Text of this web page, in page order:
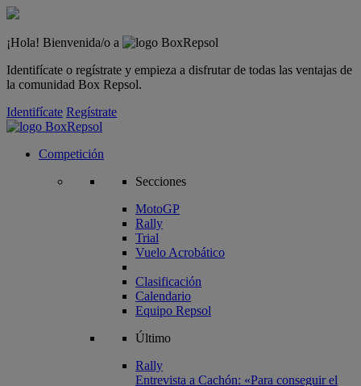
¡Hola! Bienvenida/o a
Identifícate o regístrate y empieza a disfrutar de todas las ventajas de
la comunidad Box Repsol.
Identifícate Regístrate
Competición
Secciones
MotoGP
Rally
Trial
Vuelo Acrobático
Clasificación
Calendario
Equipo Repsol
Último
Rally
Entrevista a Cachón: «Para conseguir el